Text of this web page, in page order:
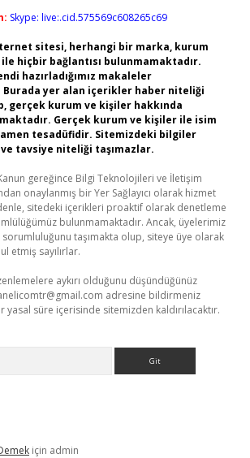
Skype: live:.cid.575569c608265c69
sitesi, herhangi bir marka, kurum
hiçbir bağlantısı bulunmamaktadır.
hazırladığımız makaleler
Burada yer alan içerikler haber niteliği
gerçek kurum ve kişiler hakkında
Gerçek kurum ve kişiler ile isim
tesadüfidir. Sitemizdeki bilgiler
tavsiye niteliği taşımazlar.
Kanun gereğince Bilgi Teknolojileri ve İletişim
onaylanmış bir Yer Sağlayıcı olarak hizmet
sitedeki içerikleri proaktif olarak denetleme
bulunmamaktadır. Ancak, üyelerimiz
sorumluluğunu taşımakta olup, siteye üye olarak
etmiş sayılırlar.
aykırı olduğunu düşündüğünüz
adresine bildirmeniz
yasal süre içerisinde sitemizden kaldırılacaktır.
için admin